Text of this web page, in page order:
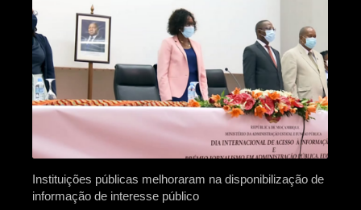
Instituições públicas melhoraram na disponibilização de
informação de interesse público